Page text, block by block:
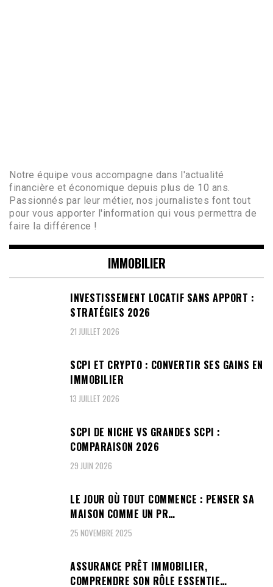
Notre équipe vous accompagne dans l'actualité
financière et économique depuis plus de 10 ans.
Passionnés par leur métier, nos journalistes font tout
pour vous apporter l'information qui vous permettra de
faire la différence !
IMMOBILIER
INVESTISSEMENT LOCATIF SANS APPORT :
STRATÉGIES 2026
21 JUILLET 2026
SCPI ET CRYPTO : CONVERTIR SES GAINS EN
IMMOBILIER
13 JUILLET 2026
SCPI DE NICHE VS GRANDES SCPI :
COMPARAISON 2026
29 JUIN 2026
LE JOUR OÙ TOUT COMMENCE : PENSER SA
MAISON COMME UN PR…
25 NOVEMBRE 2025
ASSURANCE PRÊT IMMOBILIER,
COMPRENDRE SON RÔLE ESSENTIE…